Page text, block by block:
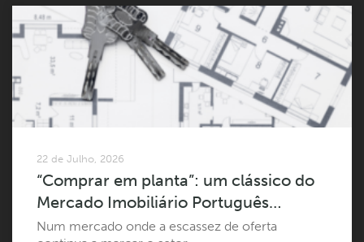
22 de Julho, 2026
“Comprar em planta”: um clássico do
Mercado Imobiliário Português…
Num mercado onde a escassez de oferta